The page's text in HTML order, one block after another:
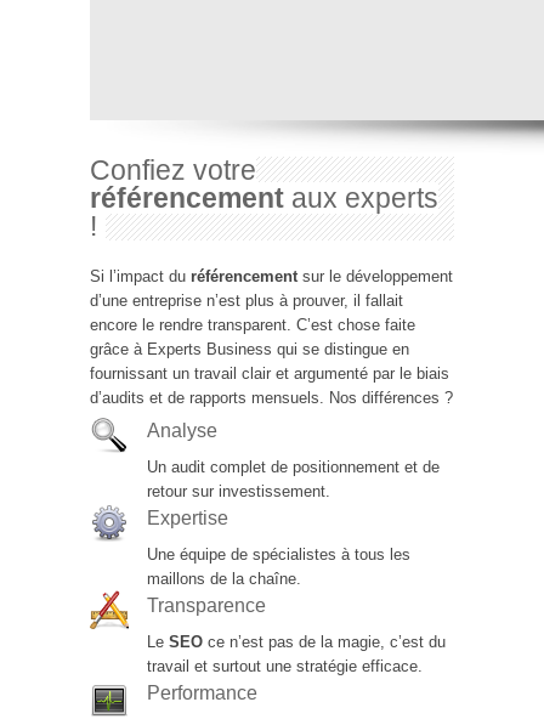
Confiez votre
référencement aux experts
!
Si l’impact du référencementsur le développement
d’une entreprise n’est plus à prouver, il fallait
encore le rendre transparent. C’est chose faite
grâce à Experts Business qui se distingue en
fournissant un travail clair et argumenté par le biais
d’audits et de rapports mensuels. Nos différences ?
Analyse
Un audit complet de positionnement et de
retour sur investissement.
Expertise
Une équipe de spécialistes à tous les
maillons de la chaîne.
Transparence
Le SEO ce n’est pas de la magie, c’est du
travail et surtout une stratégie efficace.
Performance